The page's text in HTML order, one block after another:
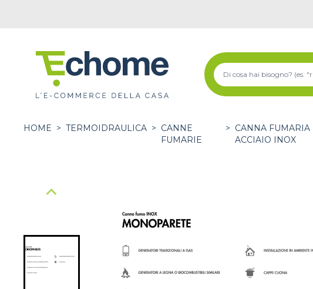
HOME > TERMOIDRAULICA > CANNE
FUMARIE
> CANNA FUMARIA
ACCIAIO INOX